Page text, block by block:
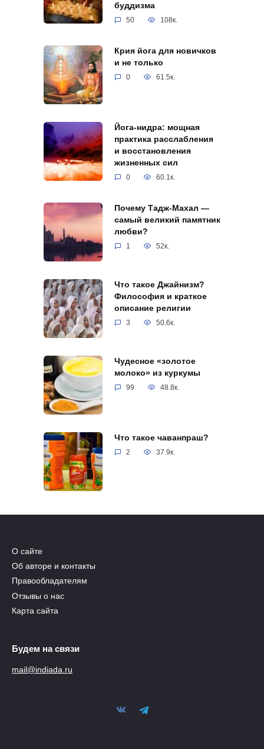
буддизма
50 108к.
Крия йога для новичков
и не только
0 61.5к.
Йога-нидра: мощная
практика расслабления
и восстановления
жизненных сил
0 60.1к.
Почему Тадж-Махал —
самый великий памятник
любви?
1 52к.
Что такое Джайнизм?
Философия и краткое
описание религии
3 50.6к.
Чудесное «золотое
молоко» из куркумы
99 48.8к.
Что такое чаванпраш?
2 37.9к.
О сайте
Об авторе и контакты
Правообладателям
Отзывы о нас
Карта сайта
Будем на связи
mail@indiada.ru